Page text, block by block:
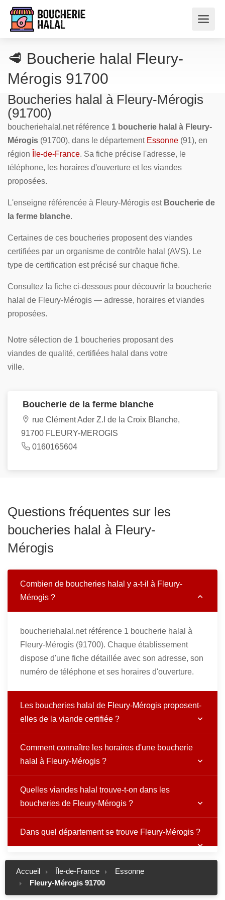
🥩 Boucherie halal Fleury-
Mérogis 91700
Boucheries halal à Fleury-Mérogis
(91700)
boucheriehalal.net référence 1 boucherie halal à Fleury-
Mérogis (91700), dans le département Essonne (91), en
région
Île-de-France. Sa fiche précise l'adresse, le
téléphone, les horaires d'ouverture et les viandes
proposées.
L'enseigne référencée à Fleury-Mérogis est Boucherie de
la ferme blanche.
Certaines de ces boucheries proposent des viandes
certifiées par un organisme de contrôle halal (AVS). Le
type de certification est précisé sur chaque fiche.
Consultez la fiche ci-dessous pour découvrir la boucherie
halal de Fleury-Mérogis — adresse, horaires et viandes
proposées.
Notre sélection de 1 boucheries proposant des
viandes de qualité, certifiées halal dans votre
ville.
Boucherie de la ferme blanche
rue Clément Ader Z.I de la Croix Blanche,
91700 FLEURY-MEROGIS
0160165604
Questions fréquentes sur les
boucheries halal à Fleury-
Mérogis
Combien de boucheries halal y a-t-il à Fleury-
Mérogis ?
boucheriehalal.net référence 1 boucherie halal à
Fleury-Mérogis (91700). Chaque établissement
dispose d'une fiche détaillée avec son adresse, son
numéro de téléphone et ses horaires d'ouverture.
Les boucheries halal de Fleury-Mérogis proposent-
elles de la viande certifiée ?
Comment connaître les horaires d'une boucherie
halal à Fleury-Mérogis ?
Quelles viandes halal trouve-t-on dans les
boucheries de Fleury-Mérogis ?
Dans quel département se trouve Fleury-Mérogis ?
Accueil Île-de-France
Essonne
Fleury-Mérogis 91700